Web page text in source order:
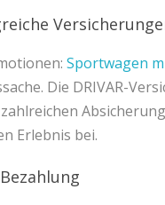
Sportwagen
Die DRIVAR-
Erlebnis bei.